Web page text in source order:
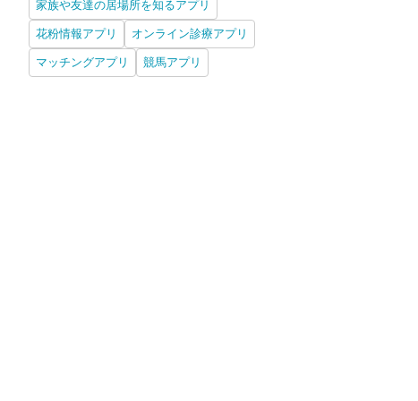
家族や友達の居場所を知るアプリ
花粉情報アプリ オンライン診療アプリ
マッチングアプリ 競馬アプリ